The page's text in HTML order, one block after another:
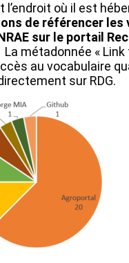
l’endroit où il est
de référencer les
sur le portail
La métadonnée «
au vocabulaire
sur RDG.